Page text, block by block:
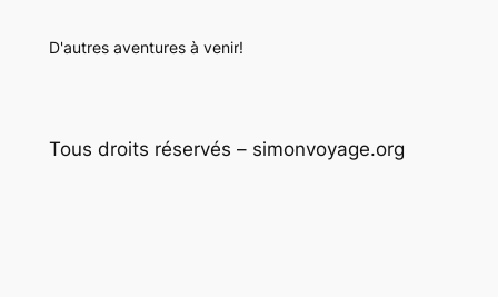
D'autres aventures à venir!
Tous droits réservés – simonvoyage.org